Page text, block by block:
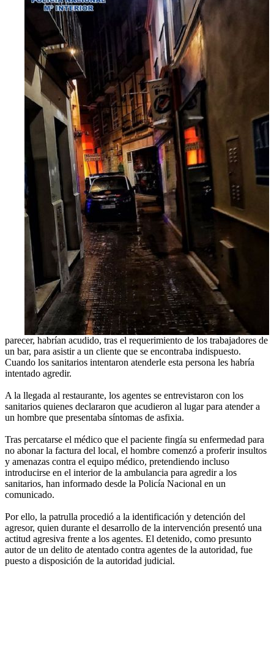
parecer, habrían acudido, tras el requerimiento de los trabajadores de
un bar, para asistir a un cliente que se encontraba indispuesto.
Cuando los sanitarios intentaron atenderle esta persona les habría
intentado agredir.
A la llegada al restaurante, los agentes se entrevistaron con los
sanitarios quienes declararon que acudieron al lugar para atender a
un hombre que presentaba síntomas de asfixia.
Tras percatarse el médico que el paciente fingía su enfermedad para
no abonar la factura del local, el hombre comenzó a proferir insultos
y amenazas contra el equipo médico, pretendiendo incluso
introducirse en el interior de la ambulancia para agredir a los
sanitarios, han informado desde la Policía Nacional en un
comunicado.
Por ello, la patrulla procedió a la identificación y detención del
agresor, quien durante el desarrollo de la intervención presentó una
actitud agresiva frente a los agentes. El detenido, como presunto
autor de un delito de atentado contra agentes de la autoridad, fue
puesto a disposición de la autoridad judicial.